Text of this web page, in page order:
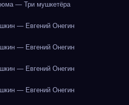
— Три мушкетёра
— Евгений Онегин
— Евгений Онегин
— Евгений Онегин
— Евгений Онегин